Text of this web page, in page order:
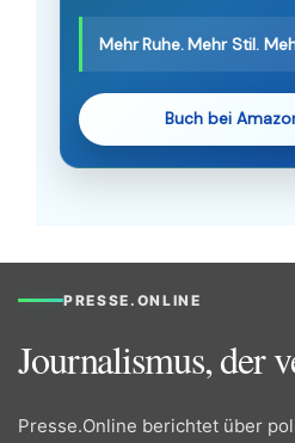
Mehr Ruhe. Mehr Stil.
Buch bei
PRESSE.ONLINE
Journalismus, der
Presse.Online berichtet über